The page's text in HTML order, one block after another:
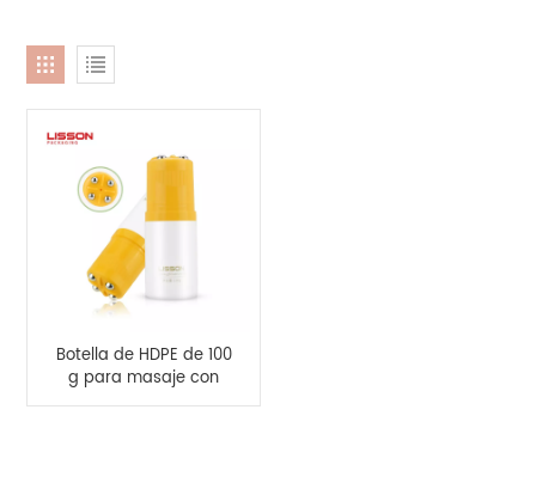
Botella de HDPE de 100
g para masaje con
raspado corporal